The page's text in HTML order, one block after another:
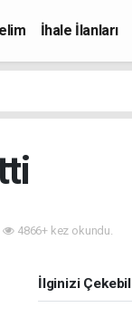
İhale İlanları
4866+ kez okundu.
İlginizi